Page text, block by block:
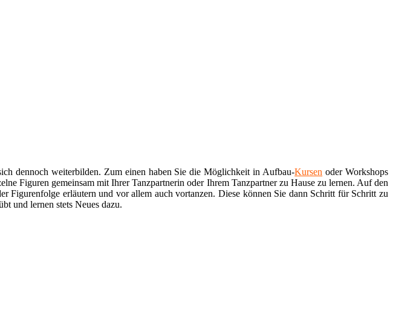
dennoch weiterbilden. Zum einen haben Sie die Möglichkeit in Aufbau-Kursen oder Workshops
Figuren gemeinsam mit Ihrer Tanzpartnerin oder Ihrem Tanzpartner zu Hause zu lernen. Auf den
Figurenfolge erläutern und vor allem auch vortanzen. Diese können Sie dann Schritt für Schritt zu
und lernen stets Neues dazu.